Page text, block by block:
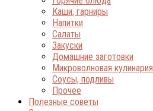
Каши, гарниры
Напитки
Салаты
Закуски
Домашние заготовки
Микроволновая кулинария
Соусы, подливы
Прочее
Полезные советы